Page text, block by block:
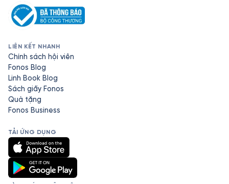
LIÊN KẾT NHANH
Chính sách hội viên
Fonos Blog
Linh Book Blog
Sách giấy Fonos
Quà tặng
Fonos Business
TẢI ỨNG DỤNG